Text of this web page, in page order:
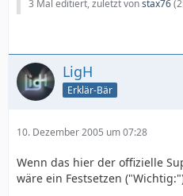
3 Mal editiert, zuletzt vonstax76(
LigH
Erklär-Bär
10. Dezember 2005 um 07:28
Wenn das hier der offizielle
wäre ein Festsetzen